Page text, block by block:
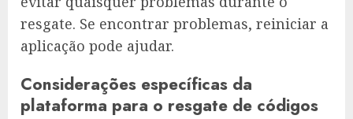
resgate. Se encontrar problemas, reiniciar a
aplicação pode ajudar.
Considerações específicas da
plataforma para o resgate de códigos